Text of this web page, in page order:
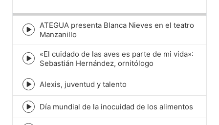
Episode
play
icon
ATEGUA presenta Blanca Nieves en el teatro
Manzanillo
Episode
play
icon
«El cuidado de las aves es parte de mi vida»:
Sebastián Hernández, ornitólogo
Episode
play
icon
Alexis, juventud y talento
Episode
play
Día mundial de la inocuidad de los alimentos